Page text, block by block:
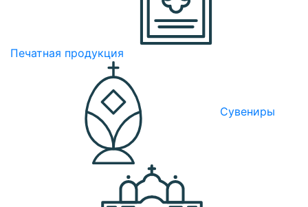
Печатная продукция
Сувениры